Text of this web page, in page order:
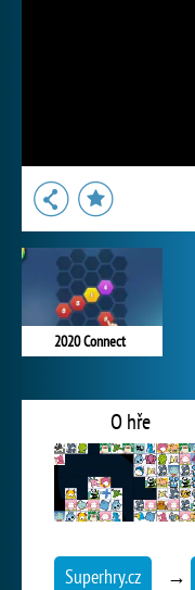
2020 Connect
O hře
Superhry.cz →